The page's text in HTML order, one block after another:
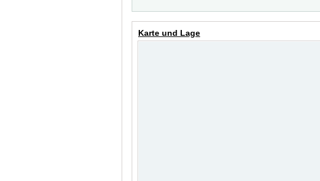
Karte und Lage